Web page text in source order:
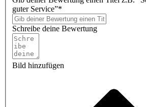
guter Service”*
Schreibe deine Bewertung
Bild hinzufügen